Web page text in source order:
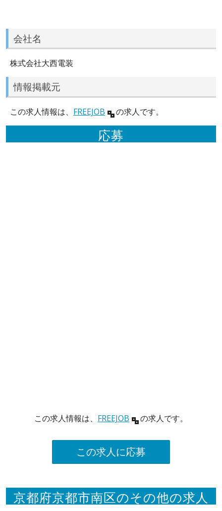
会社名
株式会社大西電装
情報掲載元
この求人情報は、 FREEJOB の求人です。
応募
この求人情報は、 FREEJOB の求人です。
この求人に応募
京都府京都市南区のその他の求人